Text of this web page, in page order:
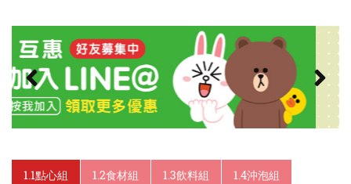
1.1點心組 1.2食材組 1.3飲料組 1.4沖泡組